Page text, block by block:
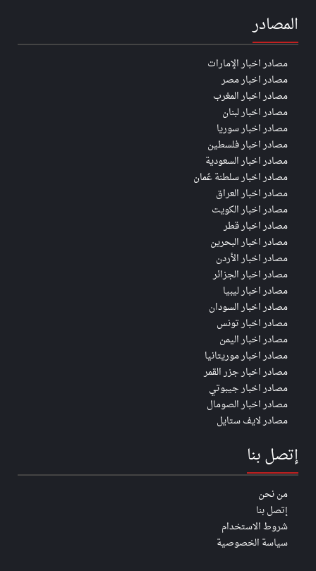
المصادر
مصادر اخبار الإمارات
مصادر اخبار مصر
مصادر اخبار المغرب
مصادر اخبار لبنان
مصادر اخبار سوريا
مصادر اخبار فلسطين
مصادر اخبار السعودية
مصادر اخبار سلطنة عُمان
مصادر اخبار العراق
مصادر اخبار الكويت
مصادر اخبار قطر
مصادر اخبار البحرين
مصادر اخبار الأردن
مصادر اخبار الجزائر
مصادر اخبار ليبيا
مصادر اخبار السودان
مصادر اخبار تونس
مصادر اخبار اليمن
مصادر اخبار موريتانيا
مصادر اخبار جزر القمر
مصادر اخبار جيبوتي
مصادر اخبار الصومال
مصادر لايف ستايل
إتصل بنا
من نحن
إتصل بنا
شروط الاستخدام
سياسة الخصوصية